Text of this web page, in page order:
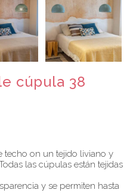
cúpula 38
techo on un tejido liviano y
las cúpulas están tejidas
y se permiten hasta